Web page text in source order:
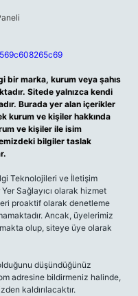
bir marka, kurum veya şahıs
Sitede yalnızca kendi
Burada yer alan içerikler
kurum ve kişiler hakkında
ve kişiler ile isim
bilgiler taslak
Teknolojileri ve İletişim
Sağlayıcı olarak hizmet
proaktif olarak denetleme
Ancak, üyelerimiz
olup, siteye üye olarak
düşündüğünüz
adresine bildirmeniz halinde,
kaldırılacaktır.